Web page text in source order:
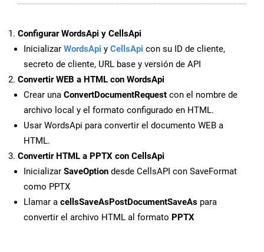
Configurar WordsApi y CellsApi
Inicializar WordsApi y CellsApi con su ID de cliente,
secreto de cliente, URL base y versión de API
Convertir WEB a HTML con WordsApi
Crear una ConvertDocumentRequest con el nombre de
archivo local y el formato configurado en HTML.
Usar WordsApi para convertir el documento WEB a
HTML.
Convertir HTML a PPTX con CellsApi
Inicializar SaveOption desde CellsAPI con SaveFormat
como PPTX
Llamar a cellsSaveAsPostDocumentSaveAs para
convertir el archivo HTML al formato PPTX